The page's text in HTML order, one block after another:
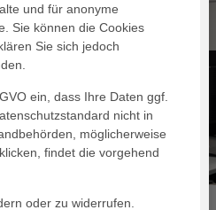
und für anonyme
Sie können die Cookies
Sie sich jedoch
ein, dass Ihre Daten ggf.
nicht in
möglicherweise
klicken, findet die vorgehend
oder zu widerrufen.